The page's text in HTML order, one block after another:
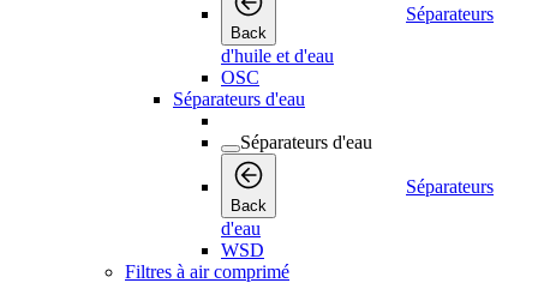
Back
Séparateurs
d'huile et d'eau
OSC
Séparateurs d'eau
Séparateurs d'eau
Back
Séparateurs
d'eau
WSD
Filtres à air comprimé